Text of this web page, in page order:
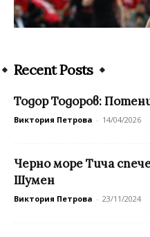
Recent Posts
Тодор Тодоров:
Виктория Петрова - 14/04/2026
Черно море Тича
Шумен
Виктория Петрова - 23/11/2024